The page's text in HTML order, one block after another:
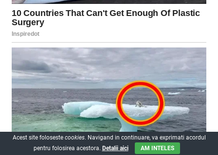
Acest site foloseste cookies. Navigand in continuare, va exprimati acordul
pentru folosirea acestora. Detalii aici AM INTELES